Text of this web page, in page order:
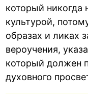
который никогда
культурой,
образах и ликах
вероучения,
который должен
духовного